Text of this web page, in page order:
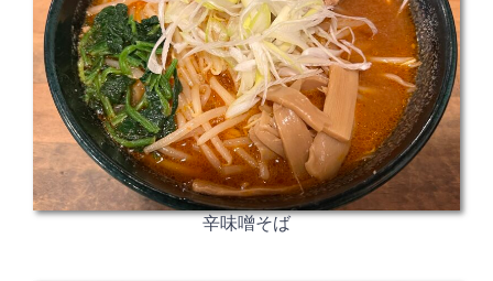
辛味噌そば